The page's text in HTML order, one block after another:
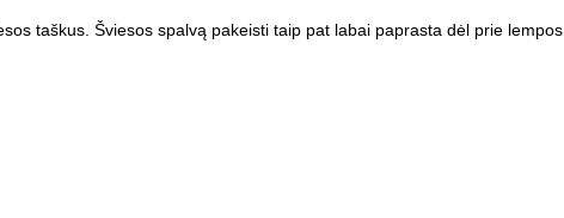
taškus. Šviesos spalvą pakeisti taip pat labai paprasta dėl prie